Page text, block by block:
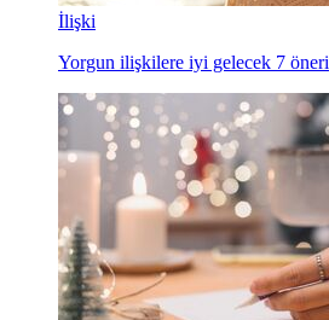
İlişki
Yorgun ilişkilere iyi gelecek 7 öneri